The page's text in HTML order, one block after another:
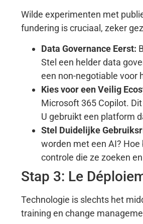
Wilde experimenten met
fundering is cruciaal, zeker
Data Governance Eerst:
Stel een helder data
een non-negotiable voor
Kies voor een Veilig
Microsoft 365 Copilot.
U gebruikt een platform
Stel Duidelijke
worden met een AI?
controle die ze zoeken
Stap 3: Le
Technologie is slechts het
training en change